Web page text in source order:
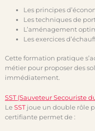
Les principes
Les techniques de
L’aménagement
Les exercices
Cette formation pratique
métier pour proposer des
immédiatement.
SST (Sauveteur Secouriste
Le SSTjoue un double rôle
certifiante permet de :